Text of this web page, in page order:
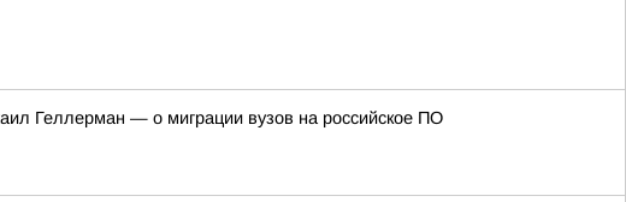
Геллерман — о миграции вузов на российское ПО